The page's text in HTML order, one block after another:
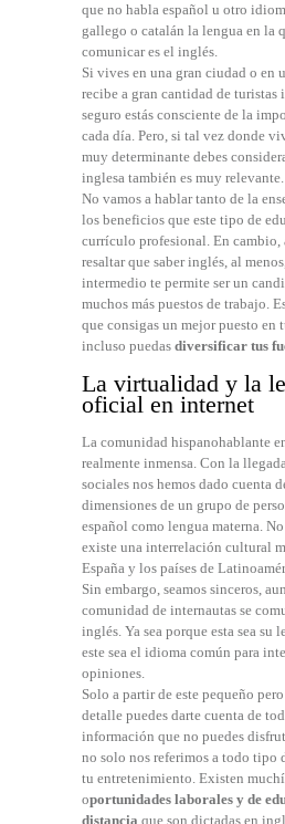
que no habla español u otro
gallego o catalán la lengua en la
comunicar es el inglés.
Si vives en una gran ciudad o en
recibe a gran cantidad de turistas
seguro estás consciente de la
cada día. Pero, si tal vez donde
muy determinante debes
inglesa también es muy relevante.
No vamos a hablar tanto de la
los beneficios que este tipo de
currículo profesional. En cambio,
resaltar que saber inglés, al
intermedio te permite ser un
muchos más puestos de trabajo.
que consigas un mejor puesto en
incluso puedas diversificar tus
La virtualidad y la
oficial en internet
La comunidad hispanohablante
realmente inmensa. Con la
sociales nos hemos dado cuenta
dimensiones de un grupo de
español como lengua materna.
existe una interrelación cultural
España y los países de
Sin embargo, seamos sinceros,
comunidad de internautas se
inglés. Ya sea porque esta sea su
este sea el idioma común para
opiniones.
Solo a partir de este pequeño
detalle puedes darte cuenta de
información que no puedes
no solo nos referimos a todo tipo
tu entretenimiento. Existen
oportunidades laborales y de
distancia que son dictadas en